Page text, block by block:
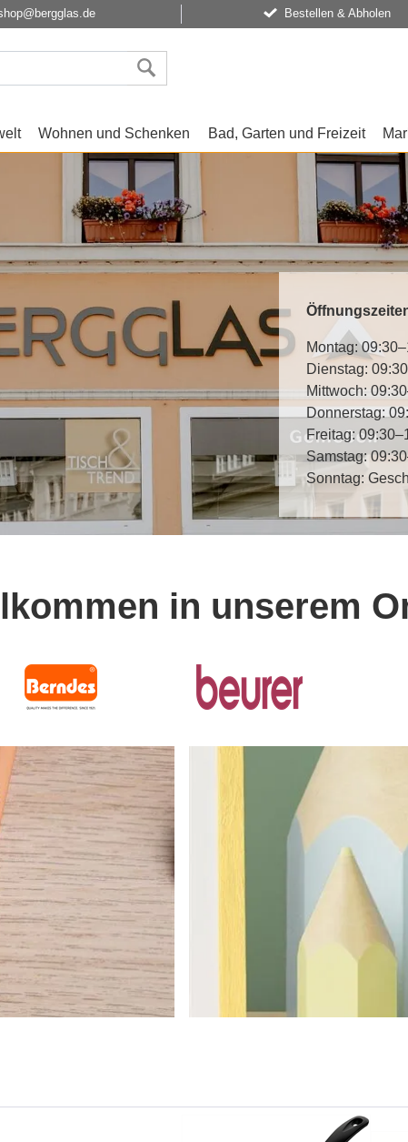
Bestellen & Abholen
Wohnen und Schenken Bad, Garten und Freizeit
Montag:
Dienstag:
Mittwoch:
Donnerstag:
Freitag:
Samstag:
Sonntag:
in unserem